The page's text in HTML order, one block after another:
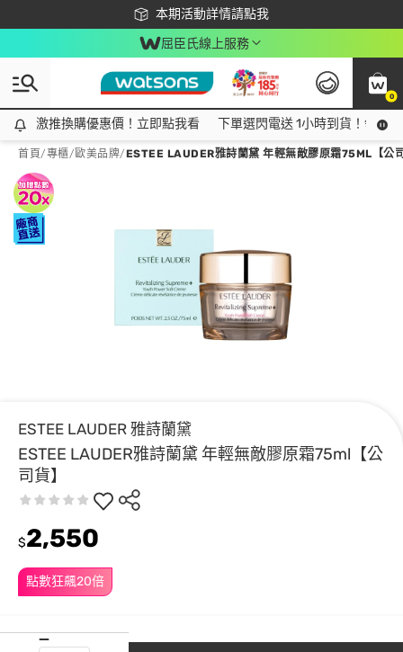
本期活動詳情請點我
下載app最高回饋$350
屈臣氏線上服務
0
激推換購優惠價！立即點我看
激推換購優惠價！立即點我看 下單選閃電送 1小時到貨！領神
首頁/專櫃/ 歐美品牌/ESTEE LAUDER雅詩蘭黛 年輕無敵膠原霜75ML【公
ESTEE LAUDER 雅詩蘭黛
ESTEE LAUDER雅詩蘭黛 年輕無敵膠原霜75ml【公
司貨】
點數狂飆20倍
$2,550